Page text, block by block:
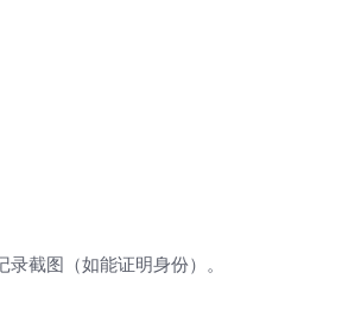
截图（如能证明身份）。